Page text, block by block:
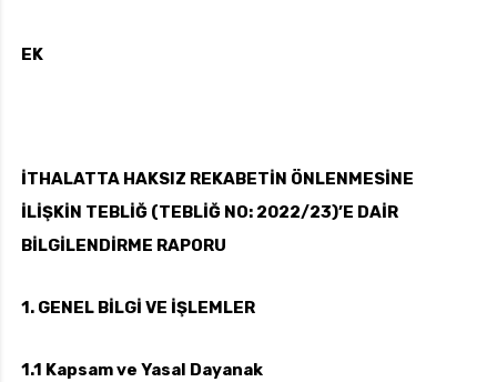
EK
İTHALATTA HAKSIZ REKABETİN ÖNLENMESİNE
İLİŞKİN TEBLİĞ (TEBLİĞ NO: 2022/23)’E DAİR
BİLGİLENDİRME RAPORU
1. GENEL BİLGİ VE İŞLEMLER
1.1 Kapsam ve Yasal Dayanak